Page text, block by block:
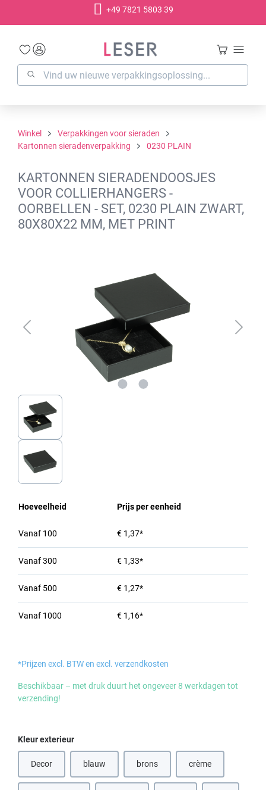
+49 7821 5803 39
Winkel
Verpakkingen voor sieraden
Kartonnen sieradenverpakking
0230 PLAIN
KARTONNEN SIERADENDOOSJES
VOOR COLLIERHANGERS -
OORBELLEN - SET, 0230 PLAIN ZWART,
80X80X22 MM, MET PRINT
Hoeveelheid Prijs per eenheid
Vanaf 100 € 1,37*
Vanaf300 € 1,33*
Vanaf 500 € 1,27*
Vanaf 1000 € 1,16*
*Prijzen excl. BTW en excl. verzendkosten
Beschikbaar – met druk duurt het ongeveer 8 werkdagen tot
verzending!
Selecteer
Kleur exterieur
Decor blauw(Deze optie is momenteel niet beschikbaar.)
brons
(Deze optie is momenteel niet
crème(Deze optie is